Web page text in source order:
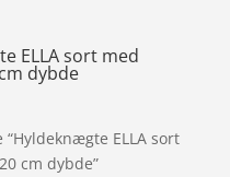
ELLA sort med
dybde
ELLA sort
cm dybde”